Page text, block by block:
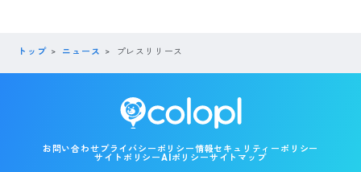
トップ ニュース プレスリリース
お問い合わせ プライバシーポリシー情報セキュリティーポリシー
サイトポリシーAIポリシーサイトマップ